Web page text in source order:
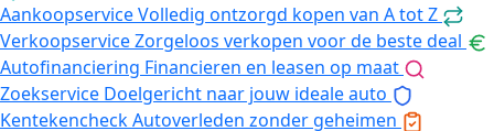
AankoopserviceVolledig ontzorgd kopen van A tot Z
VerkoopserviceZorgeloos verkopen voor de beste deal
Autofinanciering Financieren en leasen op maat
Zoekservice Doelgericht naar jouw ideale auto
KentekencheckAutoverleden zonder geheimen